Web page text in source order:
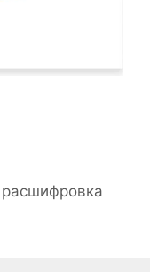
расшифровка